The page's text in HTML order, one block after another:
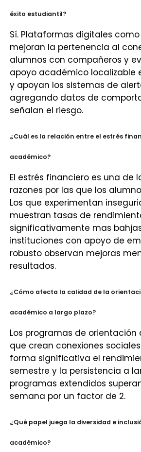
éxito estudiantil?
Sí. Plataformas digitales
mejoran la pertenencia al
alumnos con compañeros y
apoyo académico localizable
y apoyan los sistemas de
agregando datos de
señalan el riesgo.
¿Cuál es la relación entre el estrés
académico?
El estrés financiero es una de
razones por las que los
Los que experimentan
muestran tasas de
significativamente mas
instituciones con apoyo de
robusto observan mejoras
resultados.
¿Cómo afecta la calidad de la
académico a largo plazo?
Los programas de
que crean conexiones
forma significativa el
semestre y la persistencia a
programas extendidos
semana por un factor de 2.
¿Qué papel juega la diversidad e
académico?